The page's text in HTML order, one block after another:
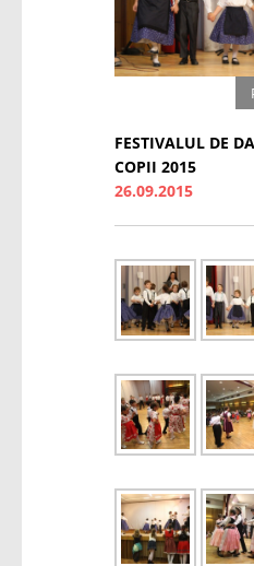
FESTIVALUL DE
COPII 2015
26.09.2015